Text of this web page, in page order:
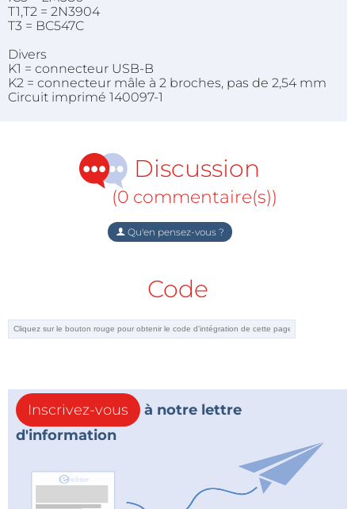
T1,T2 = 2N3904
T3 = BC547C
Divers
K1 = connecteur USB-B
K2 = connecteur mâle à 2 broches, pas de 2,54 mm
Circuit imprimé 140097-1
Discussion
(0 commentaire(s))
Qu'en pensez-vous ?
Code
Inscrivez-vous
à notre lettre
d'information